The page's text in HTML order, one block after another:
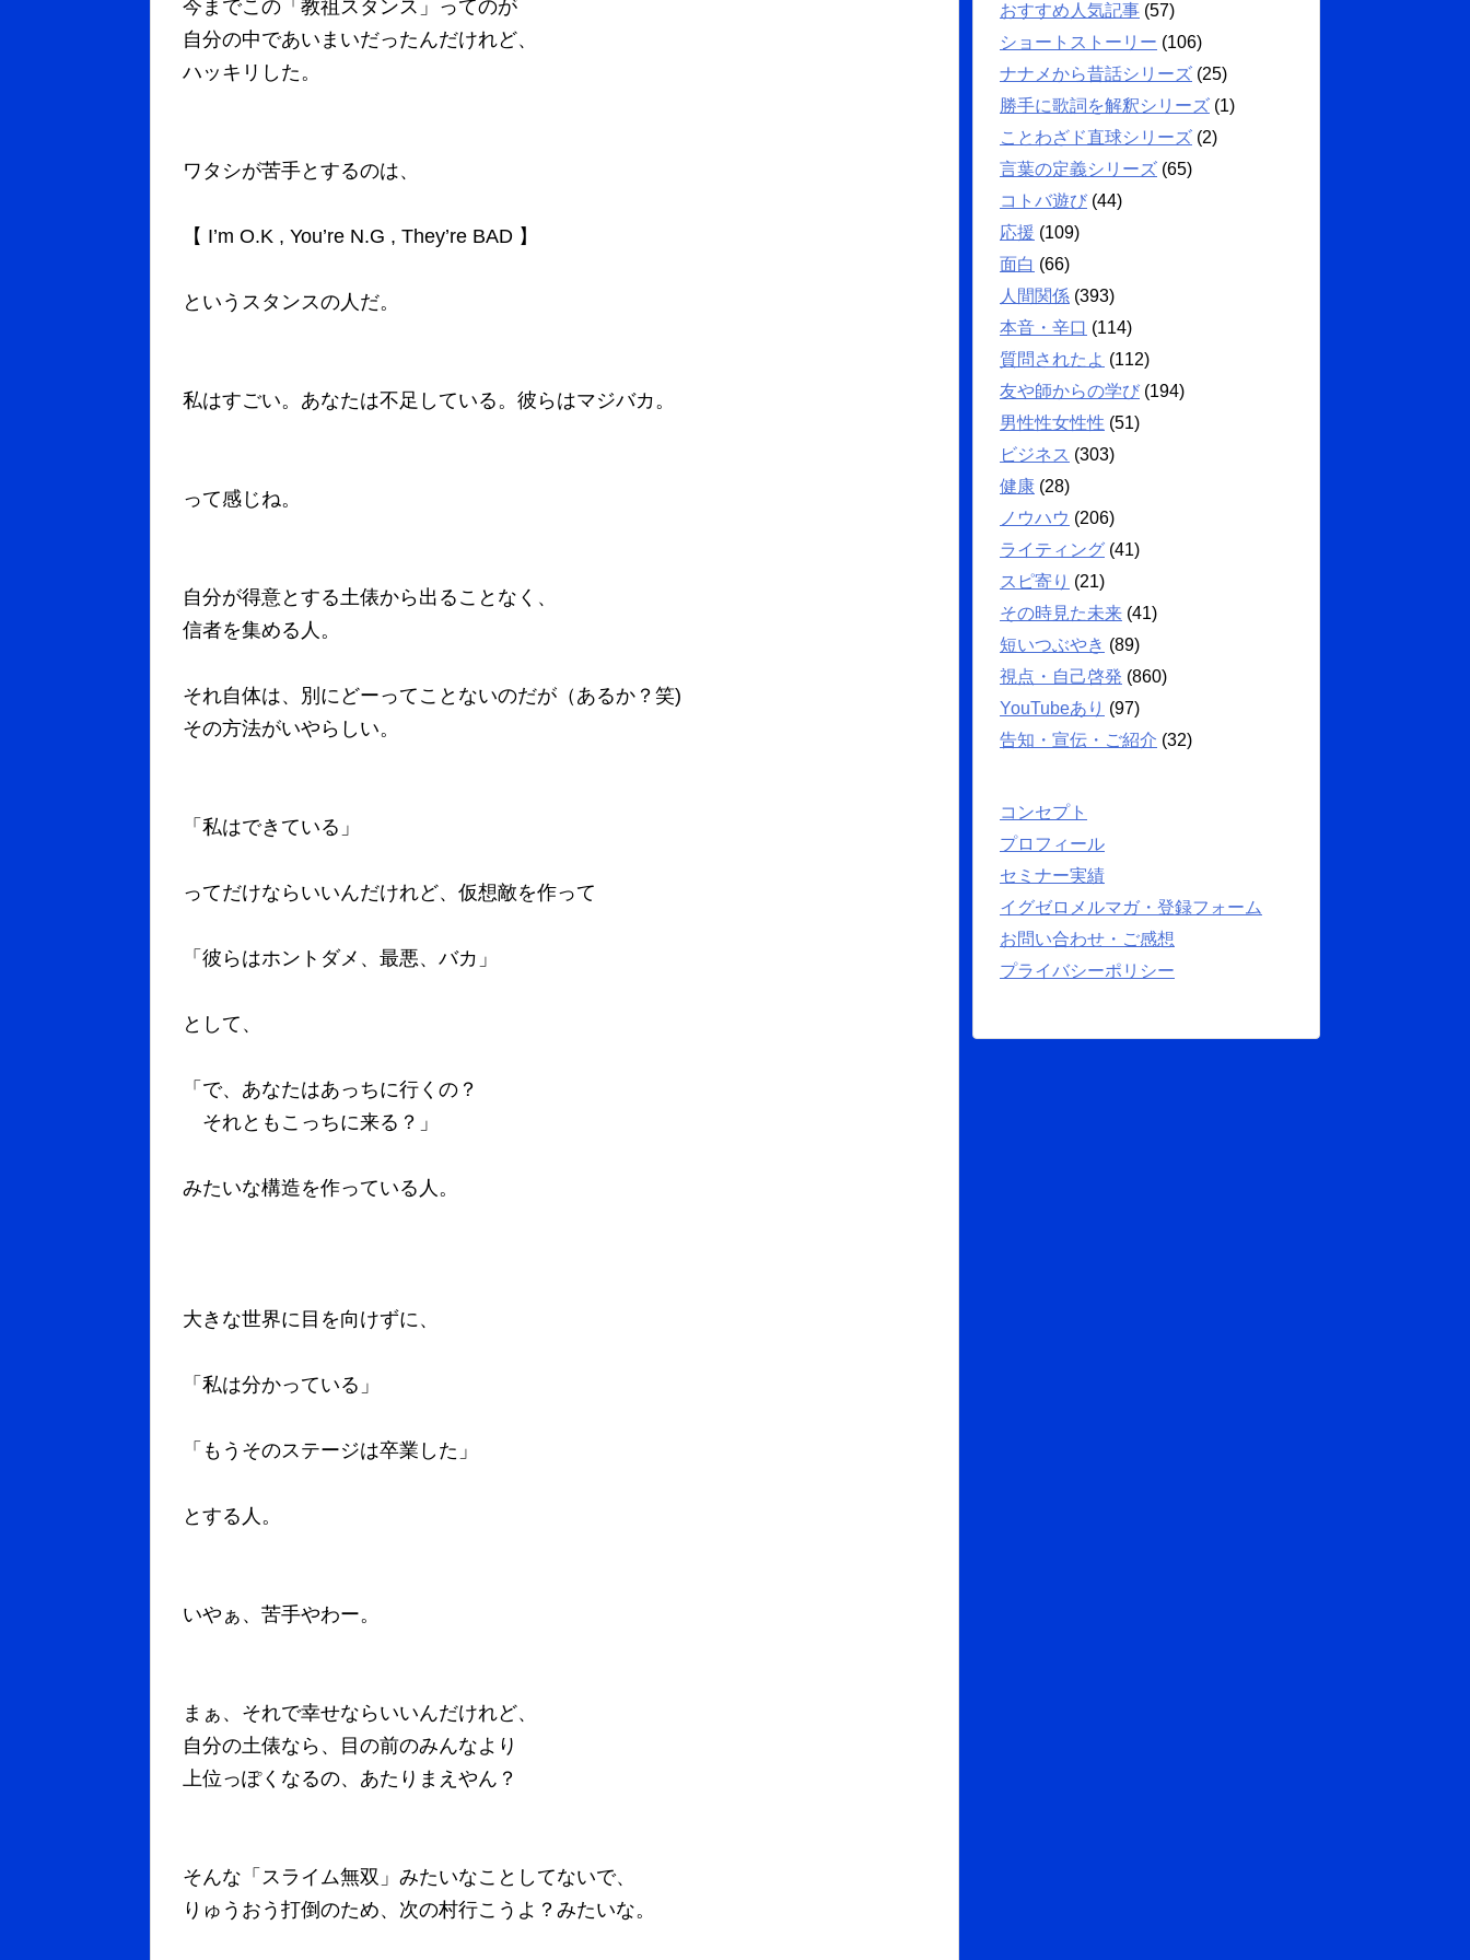
今までこの「教祖スタンス」ってのが
自分の中であいまいだったんだけれど、
ハッキリした。
ワタシが苦手とするのは、
【 I’m O.K , You’re N.G , They’re BAD 】
というスタンスの人だ。
私はすごい。あなたは不足している。彼らはマジバカ。
って感じね。
自分が得意とする土俵から出ることなく、
信者を集める人。
それ自体は、別にどーってことないのだが（あるか？笑)
その方法がいやらしい。
「私はできている」
ってだけならいいんだけれど、仮想敵を作って
「彼らはホントダメ、最悪、バカ」
として、
「で、あなたはあっちに行くの？
それともこっちに来る？」
みたいな構造を作っている人。
大きな世界に目を向けずに、
「私は分かっている」
「もうそのステージは卒業した」
とする人。
いやぁ、苦手やわー。
まぁ、それで幸せならいいんだけれど、
自分の土俵なら、目の前のみんなより
上位っぽくなるの、あたりまえやん？
そんな「スライム無双」みたいなことしてないで、
りゅうおう打倒のため、次の村行こうよ？みたいな。
おすすめ人気記事 (57)
ショートストーリー (106)
ナナメから昔話シリーズ (25)
勝手に歌詞を解釈シリーズ (1)
ことわざド直球シリーズ (2)
言葉の定義シリーズ (65)
コトバ遊び (44)
応援 (109)
面白 (66)
人間関係 (393)
本音・辛口 (114)
質問されたよ (112)
友や師からの学び (194)
男性性女性性 (51)
ビジネス (303)
健康 (28)
ノウハウ (206)
ライティング (41)
スピ寄り (21)
その時見た未来 (41)
短いつぶやき (89)
視点・自己啓発 (860)
YouTubeあり (97)
告知・宣伝・ご紹介 (32)
コンセプト
プロフィール
セミナー実績
イグゼロメルマガ・登録フォーム
お問い合わせ・ご感想
プライバシーポリシー